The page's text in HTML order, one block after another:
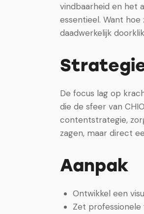
vindbaarheid en het
essentieel. Want
daadwerkelijk
De focus lag op
die de sfeer van
contentstrategie,
zagen, maar direct
Aanpak
Ontwikkel een
Zet